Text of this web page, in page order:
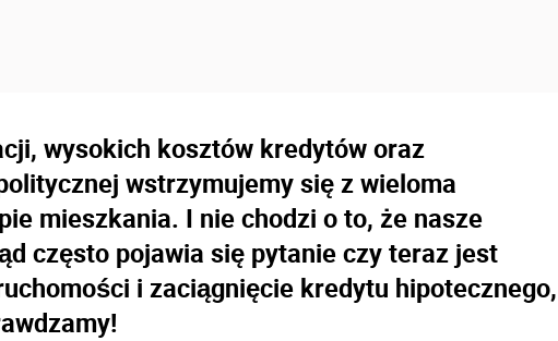
wysokich kosztów kredytów oraz
wstrzymujemy się z wieloma
mieszkania. I nie chodzi o to, że nasze
często pojawia się pytanie czy teraz jest
i zaciągnięcie kredytu hipotecznego,